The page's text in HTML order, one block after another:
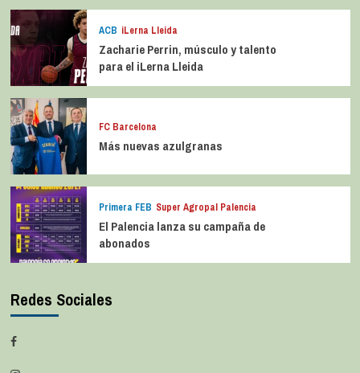
ACB iLerna Lleida
Zacharie Perrin, músculo y talento
para el iLerna Lleida
FC Barcelona
Más nuevas azulgranas
Primera FEB Super Agropal Palencia
El Palencia lanza su campaña de
abonados
Redes Sociales